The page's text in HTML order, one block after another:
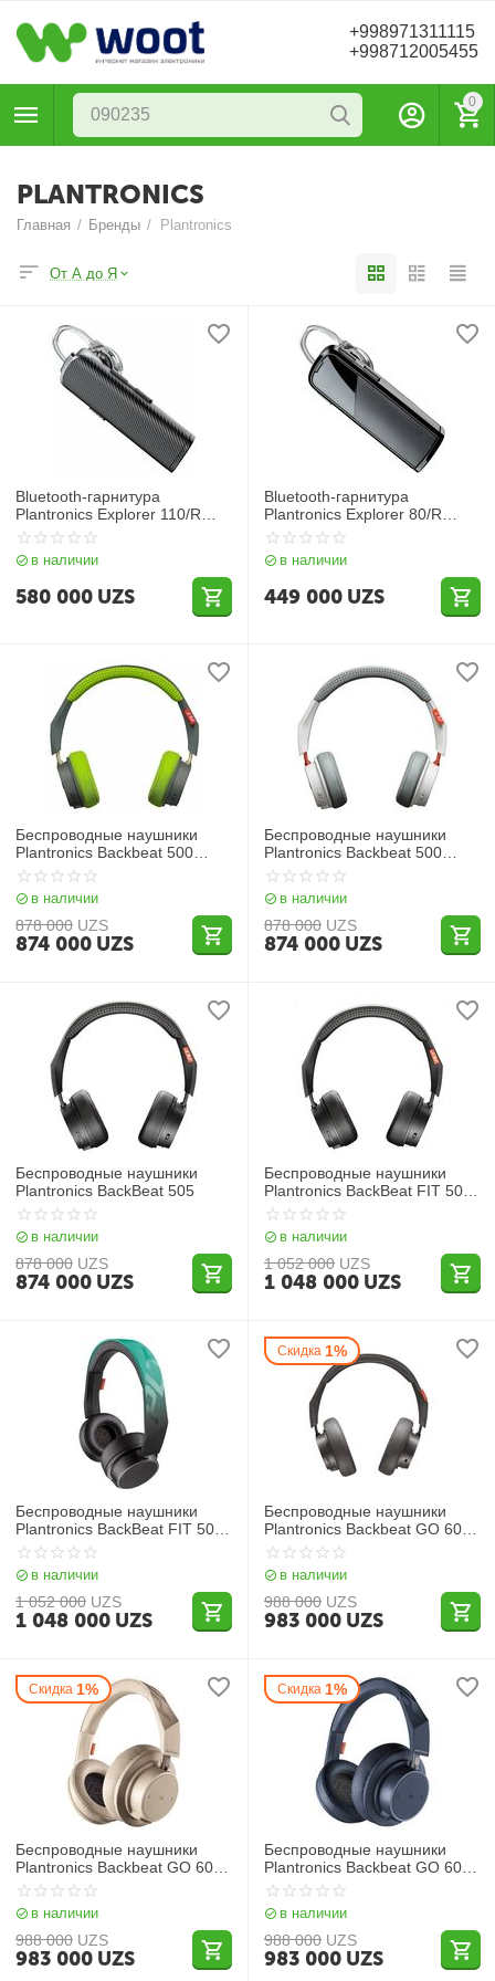
+998971311115
+998712005455
0
PLANTRONICS
Главная / Бренды / Plantronics
От А до Я
Bluetooth-гарнитура
Plantronics Explorer 110/R
Black
в наличии
580 000 UZS
Bluetooth-гарнитура
Plantronics Explorer 80/R
Black
в наличии
449 000 UZS
Беспроводные наушники
Plantronics Backbeat 500
Green
в наличии
878 000 UZS
874 000 UZS
Беспроводные наушники
Plantronics Backbeat 500
Grey
в наличии
878 000 UZS
874 000 UZS
Беспроводные наушники
Plantronics BackBeat 505
в наличии
878 000 UZS
874 000 UZS
Беспроводные наушники
Plantronics BackBeat FIT 500
Black
в наличии
1 052 000 UZS
1 048 000 UZS
Беспроводные наушники
Plantronics BackBeat FIT 500
Teal
в наличии
1 052 000 UZS
1 048 000 UZS
Скидка 1%
Беспроводные наушники
Plantronics Backbeat GO 600
Grey
в наличии
988 000 UZS
983 000 UZS
Скидка 1%
Беспроводные наушники
Plantronics Backbeat GO 600
Khaki
в наличии
988 000 UZS
983 000 UZS
Скидка 1%
Беспроводные наушники
Plantronics Backbeat GO 600
Navy
в наличии
988 000 UZS
983 000 UZS